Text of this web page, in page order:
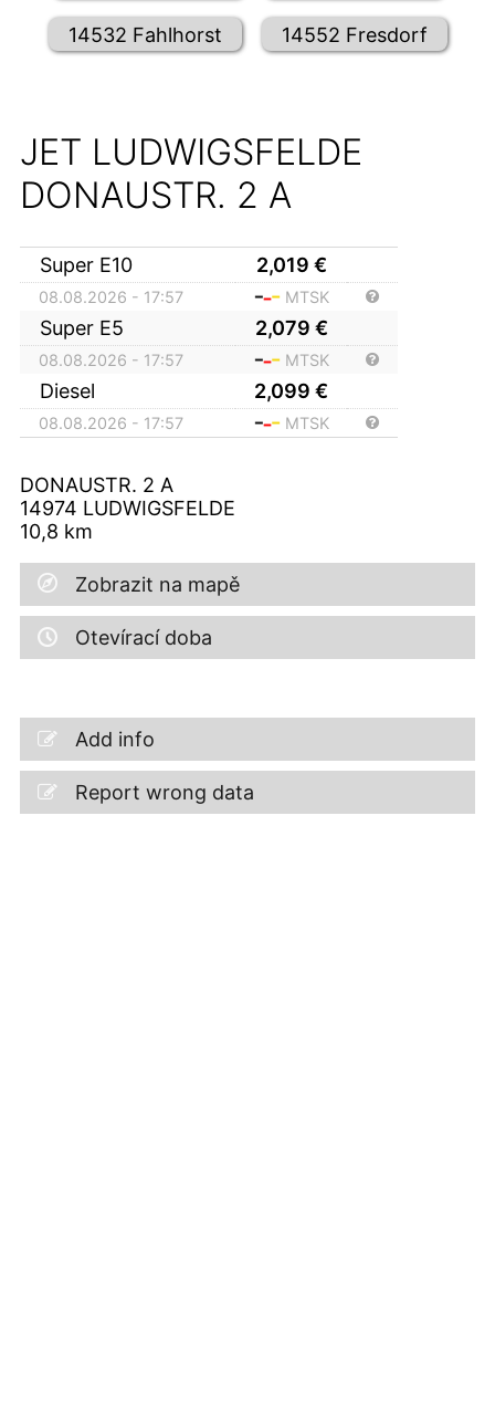
14532 Fahlhorst 14552 Fresdorf
JET LUDWIGSFELDE
DONAUSTR. 2 A
Super E10 2,019 €
08.08.2026 - 17:57 MTSK
Super E5 2,079 €
08.08.2026 - 17:57 MTSK
Diesel 2,099 €
08.08.2026 - 17:57 MTSK
DONAUSTR. 2 A
14974 LUDWIGSFELDE
10,8 km
Zobrazit na mapě
Otevírací doba
Add info
Report wrong data